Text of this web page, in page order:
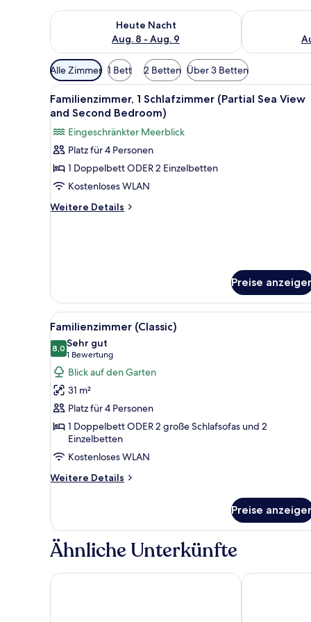
Heute Nacht
Aug. 8 - Aug. 9
Überprüfe die Verfügbarkeit für heute Nacht, Aug. 8
Überprüfe
Verfügbare
Filter
für
Zimmer
Alle Zimmer 1 Bett 2 Betten Über 3 Betten
Alle
Fotos
Familienzimmer,
1
Schlafzimmer
(Partial
Sea
Ein Hotelzimmer mit zwei
7
Familienzimmer, 1 Schlafzimmer (Partial Sea View
and Second Bedroom)
Eingeschränkter Meerblick
Platz für 4 Personen
1 Doppelbett ODER 2 Einzelbetten
Kostenloses WLAN
Weitere Details
Weitere
Sea
View
and
Second
Bedroom)
Preise
Alle
Fotos
für
Familienzimmer
(Classic)
anzeigen
Ein Hotelzimmer mit Bett,
9
Familienzimmer (Classic)
8,08,0 von 10
Sehr gut
1 Bewertung
(1
Bewertung)
Blick auf den Garten
31 m²
Platz für 4 Personen
1 Doppelbett ODER 2 große Schlafsofas und 2
Einzelbetten
Kostenloses WLAN
Weitere Details
Weitere
(Classic)
Preise
Ähnliche Unterkünfte
AQI Pegasos Resort - All inclusive AQI Pegasos